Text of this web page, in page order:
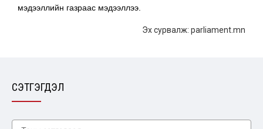
мэдээллийн газраас мэдээллээ.
Эх сурвалж: parliament.mn
СЭТГЭГДЭЛ